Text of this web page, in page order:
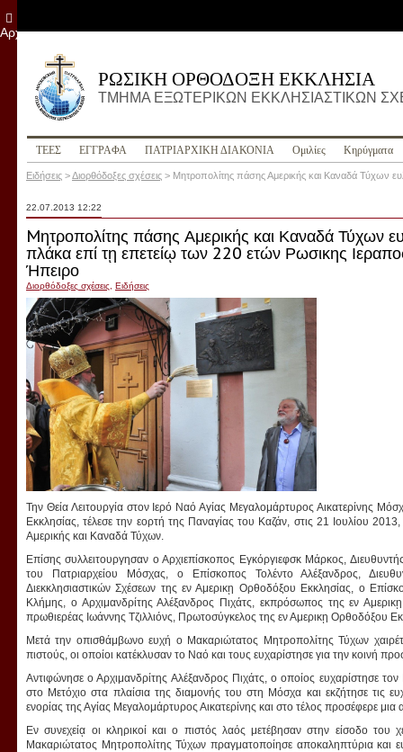
ΡΩΣΙΚΗ ΟΡΘΟΔΟΞΗ ΕΚΚΛΗΣΙΑ
ΤΜΗΜΑ ΕΞΩΤΕΡΙΚΩΝ ΕΚΚΛΗΣΙΑΣΤΙΚΩΝ
ΤΕΕΣ ΕΓΓΡΑΦΑ ПΑΤΡΙΑΡΧΙΚΗ ΔΙΑΚΟΝΙΑ Ομιλίες Κηρύγματα
Ειδήσεις >Διορθόδοξες σχέσεις > Mητροπολίτης πάσης Αμερικής και Καναδά Τύχων
22.07.2013 12:22
Mητροπολίτης πάσης Αμερικής και Καναδά Τύχων
πλάκα επί τῃ επετείῳ των 220 ετών Ρωσικης
Ήπειρο
Διορθόδοξες σχέσεις Ειδήσεις
Την Θεία Λειτουργία στον Ιερό Ναό Αγίας Μεγαλομάρτυρος Αικατερίνης
Εκκλησίας, τέλεσε την εορτή της Παναγίας του Καζάν, στις 21 Ιουλίου
Αμερικής και Καναδά Τύχων.
Επίσης συλλειτουργησαν ο Αρχιεπίσκοπος Εγκόργιεφσκ Μάρκος,
του Πατριαρχείου Μόσχας, ο Επίσκοπος Τολέντο Αλέξανδρος,
Διεκκλησιαστικών Σχέσεων της εν Αμερικῃ Ορθοδόξου Εκκλησίας, ο
Κλήμης, ο Αρχιμανδρίτης Αλέξανδρος Πιχάτς, εκπρόσωπος της εν
πρωθιερέας Ιωάννης Τζιλλιόνς, Πρωτοσύγκελος της εν Αμερικῃ Ορθοδόξου
Μετά την οπισθάμβωνο ευχή ο Μακαριώτατος Μητροπολίτης Τύχων
πιστούς, οι οποίοι κατέκλυσαν το Ναό και τους ευχαρίστησε για την κοινή
Αντιφώνησε ο Αρχιμανδρίτης Αλέξανδρος Πιχάτς, ο οποίος ευχαρίστησε
στο Μετόχιο στα πλαίσια της διαμονής του στη Μόσχα και εκζήτησε τις
ενορίας της Αγίας Μεγαλομάρτυρος Αικατερίνης και στο τέλος προσέφερε μια
Εν συνεχείᾳ οι κληρικοί και ο πιστός λαός μετέβησαν στην είσοδο
Μακαριώτατος Μητροπολίτης Τύχων πραγματοποίησε αποκαληπτύρια και
Αρχείο